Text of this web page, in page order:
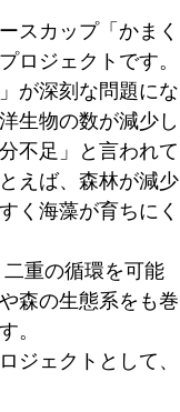
スカップ「かまく
ロジェクトです。
が深刻な問題にな
生物の数が減少し
不足」と言われて
えば、森林が減少
く海藻が育ちにく
重の循環を可能
森の生態系をも巻
。
ジェクトとして、